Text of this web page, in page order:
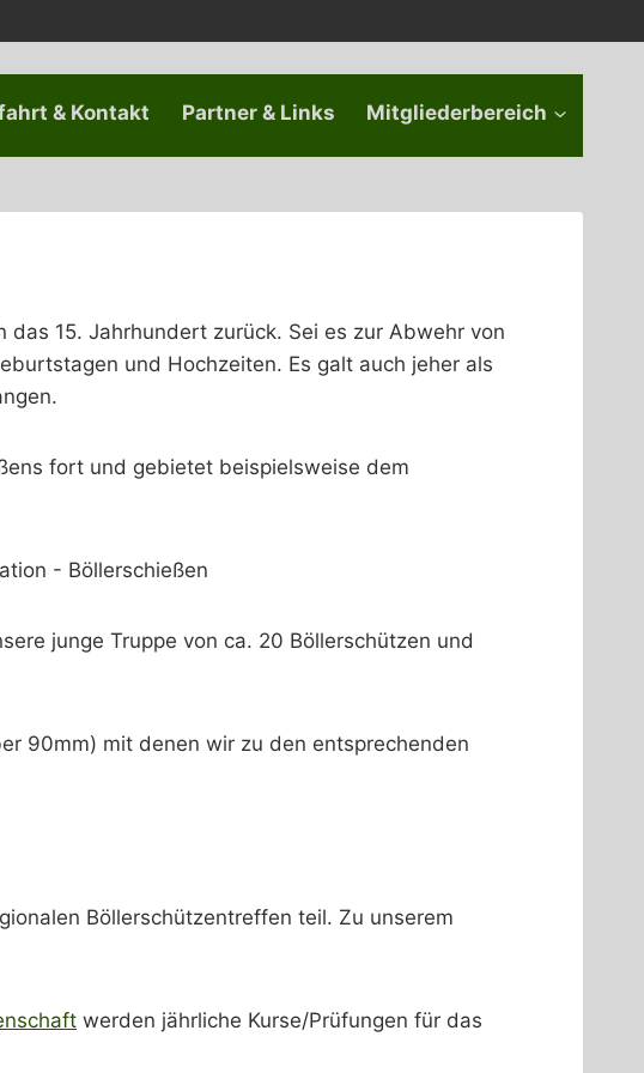
& Kontakt Partner & Links Mitgliederbereich
15. Jahrhundert zurück. Sei es zur Abwehr von
und Hochzeiten. Es galt auch jeher als
fort und gebietet beispielsweise dem
junge Truppe von ca. 20 Böllerschützen und
90mm) mit denen wir zu den entsprechenden
Böllerschützentreffen teil. Zu unserem
werden jährliche Kurse/Prüfungen für das